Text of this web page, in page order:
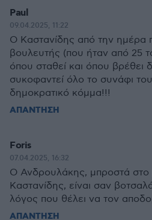
Paul
09.04.2025, 11:22
Ο Καστανίδης από την ημέρα
βουλευτής (που ήταν από 25
όπου σταθεί και όπου βρέθει
συκοφαντεί όλο το συνάφι
δημοκρατικό κόμμα!!!
ΑΠΑΝΤΗΣΗ
Foris
07.04.2025, 16:32
Ο Ανδρουλάκης, μπροστά στο
Καστανίδης, είναι σαν
λόγος που θέλει να τον
ΑΠΑΝΤΗΣΗ